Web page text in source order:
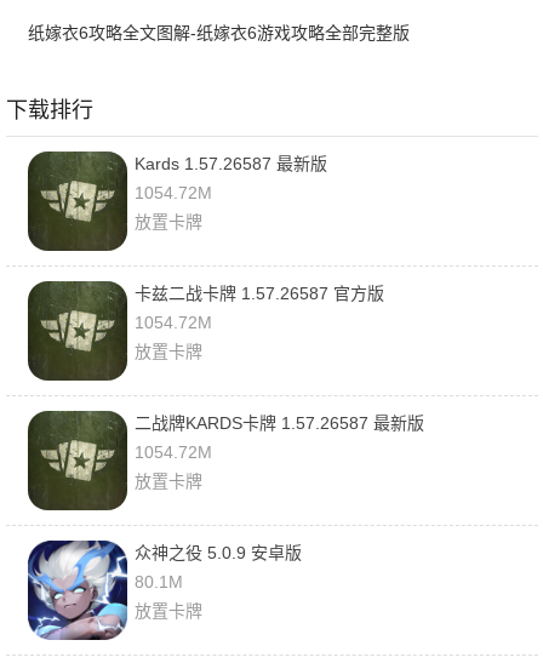
纸嫁衣6攻略全文图解-纸嫁衣6游戏攻略全部完整版
下载排行
Kards 1.57.26587 最新版
1054.72M
放置卡牌
卡兹二战卡牌 1.57.26587 官方版
1054.72M
放置卡牌
二战牌KARDS卡牌 1.57.26587 最新版
1054.72M
放置卡牌
众神之役 5.0.9 安卓版
80.1M
放置卡牌